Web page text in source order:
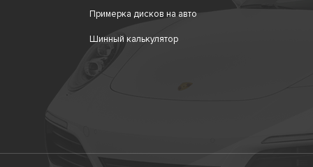
Примерка дисков на авто
Шинный калькулятор